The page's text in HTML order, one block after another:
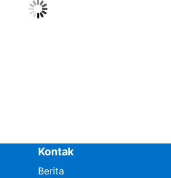
Kontak
Berita